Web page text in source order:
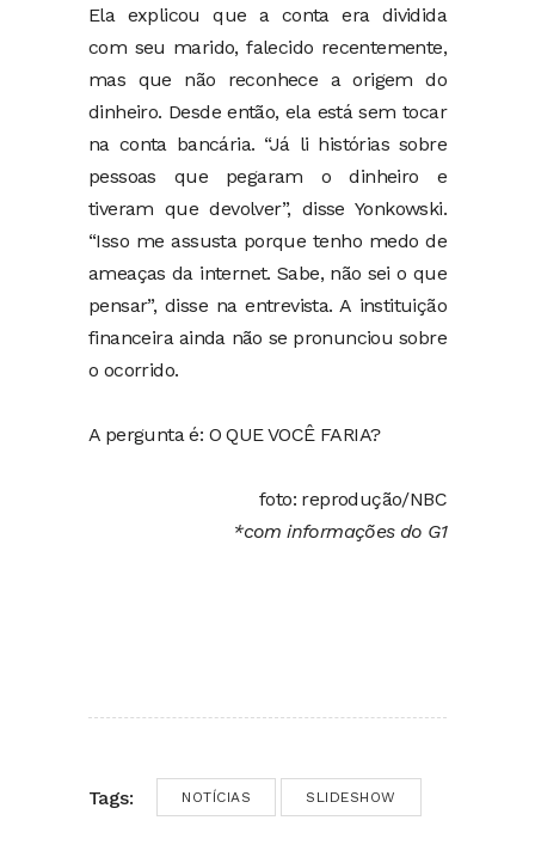
Ela explicou que a conta era dividida
com seu marido, falecido recentemente,
mas que não reconhece a origem do
dinheiro. Desde então, ela está sem tocar
na conta bancária. “Já li histórias sobre
pessoas que pegaram o dinheiro e
tiveram que devolver”, disse Yonkowski.
“Isso me assusta porque tenho medo de
ameaças da internet. Sabe, não sei o que
pensar”, disse na entrevista. A instituição
financeira ainda não se pronunciou sobre
o ocorrido.
A pergunta é: O QUE VOCÊ FARIA?
foto: reprodução/NBC
*com informações do G1
Tags: NOTÍCIAS SLIDESHOW